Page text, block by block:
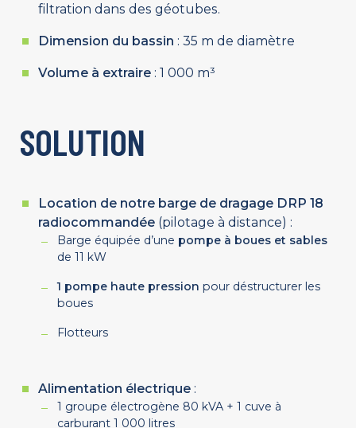
filtration dans des géotubes.
Dimension du bassin : 35 m de diamètre
Volume à extraire : 1 000 m³
SOLUTION
Location de notre barge de dragage DRP 18
radiocommandée (pilotage à distance) :
Barge équipée d’une pompe à boues et sables
de 11 kW
1 pompe haute pression pour déstructurer les
boues
Flotteurs
Alimentation électrique :
1 groupe électrogène 80 kVA + 1 cuve à
carburant 1 000 litres